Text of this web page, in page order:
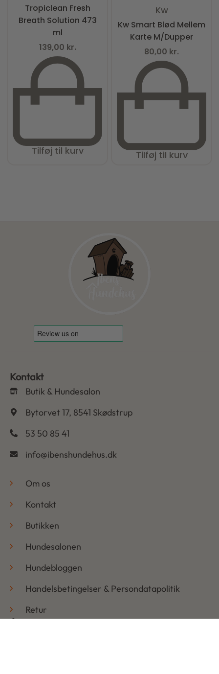
Tropiclean Fresh
Breath Solution 473
ml
139,00 kr.
Tilføj til kurv
Kw
Kw Smart Blød Mellem
Karte M/Dupper
80,00 kr.
Tilføj til kurv
Kontakt
Butik & Hundesalon
Bytorvet 17, 8541 Skødstrup
53 50 85 41
info@ibenshundehus.dk
Om os
Kontakt
Butikken
Hundesalonen
Hundebloggen
Handelsbetingelser & Persondatapolitik
Retur